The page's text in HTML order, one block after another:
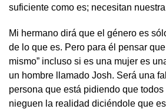
suficiente como es; necesitan
Mi hermano dirá que el género es
de lo que es. Pero para él pensar
mismo” incluso si es una mujer es
un hombre llamado Josh. Será una
persona que está pidiendo que
nieguen la realidad diciéndole que